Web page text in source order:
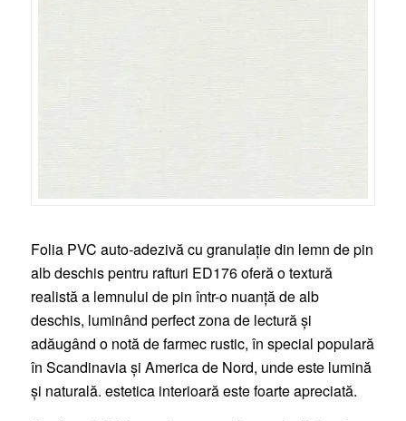
Folia PVC auto-adezivă cu granulație din lemn de pin
alb deschis pentru rafturi ED176 oferă o textură
realistă a lemnului de pin într-o nuanță de alb
deschis, luminând perfect zona de lectură și
adăugând o notă de farmec rustic, în special populară
în Scandinavia și America de Nord, unde este lumină
și naturală. estetica interioară este foarte apreciată.